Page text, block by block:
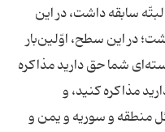
سابقه داشت، در این
در این سطح، اوّلین‌بار
شما حق دارید مذاکره
مذاکره کنید، و
منطقه و سوریه و یمن و